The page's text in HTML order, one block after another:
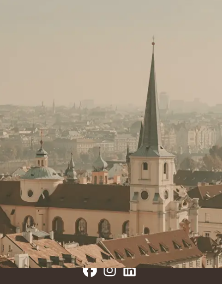
Contact
reservations@quentinhotels.com
groups@quentinhotels.com
Social Media